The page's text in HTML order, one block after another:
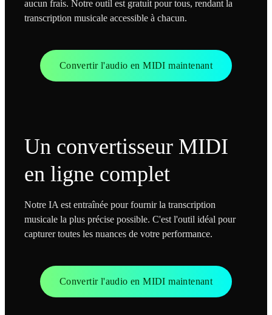
aucun frais. Notre outil est gratuit pour tous, rendant la
transcription musicale accessible à chacun.
Convertir l'audio en MIDI maintenant
Un convertisseur MIDI
en ligne complet
Notre IA est entraînée pour fournir la transcription
musicale la plus précise possible. C'est l'outil idéal pour
capturer toutes les nuances de votre performance.
Convertir l'audio en MIDI maintenant